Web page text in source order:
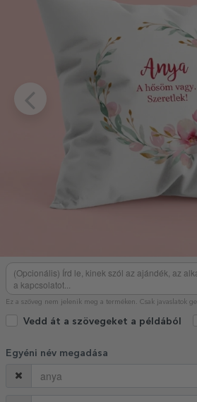
Ez a szöveg nem jelenik meg a terméken. Csak javaslatok
Vedd át a szövegeket a példából
Egyéni név megadása